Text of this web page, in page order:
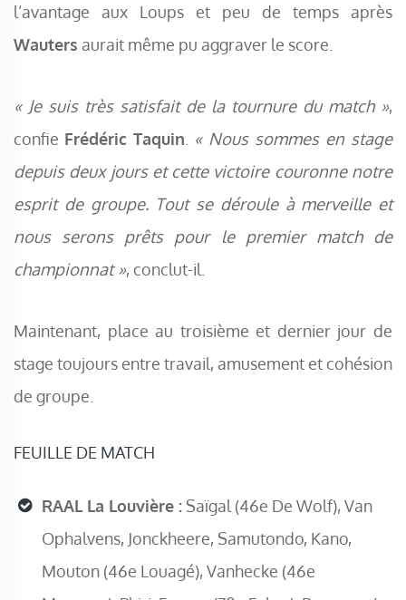
l’avantage aux Loups et peu de temps après
Wauters aurait même pu aggraver le score.
« Je suis très satisfait de la tournure du match »,
confie Frédéric Taquin « Nous sommes en stage
depuis deux jours et cette victoire couronne notre
esprit de groupe. Tout se déroule à merveille et
nous serons prêts pour le premier match de
championnat », conclut-il.
Maintenant, place au troisième et dernier jour de
stage toujours entre travail, amusement et cohésion
de groupe.
FEUILLE DE MATCH
RAAL La Louvière : Saïgal (46e De Wolf), Van
Ophalvens, Jonckheere, Samutondo, Kano,
Mouton (46e Louagé), Vanhecke (46e